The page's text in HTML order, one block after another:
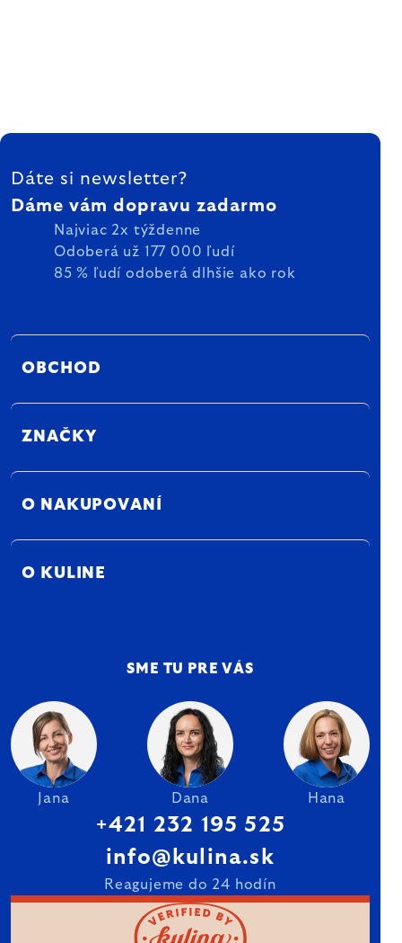
ZÁPÄTIE
Dáte si newsletter?
Dáme vám dopravu zadarmo
Najviac 2x týždenne
Odoberá už 177 000 ľudí
85 % ľudí odoberá dlhšie ako rok
OBCHOD
ZNAČKY
O NAKUPOVANÍ
O KULINE
SME TU PRE VÁS
Jana Dana Hana
+421 232 195 525
info@kulina.sk
Reagujeme do 24 hodín